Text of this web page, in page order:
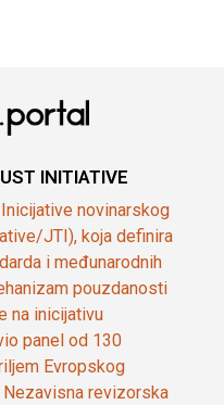
INITIATIVE
novinarskog
JTI), koja definira
i međunarodnih
pouzdanosti
na inicijativu
panel od 130
Evropskog
Nezavisna revizorska